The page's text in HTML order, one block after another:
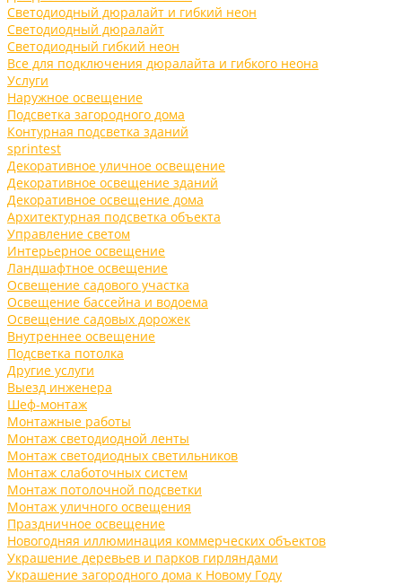
Светодиодный дюралайт и гибкий неон
Светодиодный дюралайт
Светодиодный гибкий неон
Все для подключения дюралайта и гибкого неона
Услуги
Наружное освещение
Подсветка загородного дома
Контурная подсветка зданий
sprintest
Декоративное уличное освещение
Декоративное освещение зданий
Декоративное освещение дома
Архитектурная подсветка объекта
Управление светом
Интерьерное освещение
Ландшафтное освещение
Освещение садового участка
Освещение бассейна и водоема
Освещение садовых дорожек
Внутреннее освещение
Подсветка потолка
Другие услуги
Выезд инженера
Шеф-монтаж
Монтажные работы
Монтаж светодиодной ленты
Монтаж светодиодных светильников
Монтаж слаботочных систем
Монтаж потолочной подсветки
Монтаж уличного освещения
Праздничное освещение
Новогодняя иллюминация коммерческих объектов
Украшение деревьев и парков гирляндами
Украшение загородного дома к Новому Году